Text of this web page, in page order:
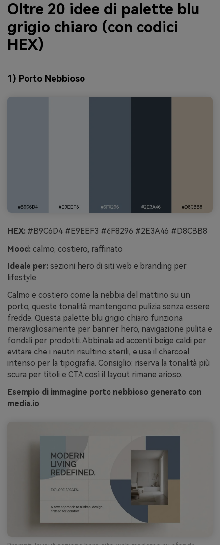
Oltre 20 idee di palette blu
grigio chiaro (con codici
HEX)
1) Porto Nebbioso
HEX: #B9C6D4 #E9EEF3 #6F8296 #2E3A46 #D8CBB8
Mood: calmo, costiero, raffinato
Ideale per: sezioni hero di siti web e branding per
lifestyle
Calmo e costiero come la nebbia del mattino su un
porto, queste tonalità mantengono pulizia senza essere
fredde. Questa palette blu grigio chiaro funziona
meravigliosamente per banner hero, navigazione pulita e
fondali per prodotti. Abbinala ad accenti beige caldi per
evitare che i neutri risultino sterili, e usa il charcoal
intenso per la tipografia. Consiglio: riserva la tonalità più
scura per titoli e CTA così il layout rimane arioso.
Esempio di immagine porto nebbioso generato con
media.io